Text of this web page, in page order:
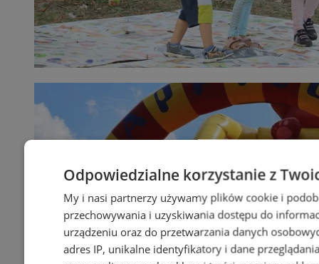
Odpowiedzialne korzystanie z
My i nasi partnerzy używamy plików cookie i
przechowywania i uzyskiwania dostępu do
urządzeniu oraz do przetwarzania danych
adres IP, unikalne identyfikatory i dane